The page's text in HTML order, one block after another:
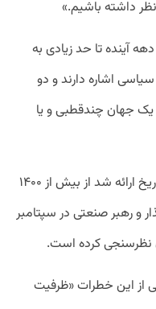
نظر داشته باشیم.»
آینده تا حد زیادی به
اشاره دارند و دو
جهان چندقطبی و یا
گزارش WEF که با همکاری گروه بیمه زوریخ ارائه شد از بیش از ۱۴۰۰
رهبر صنعتی در سپتامبر
از این خطرات «ظرفیت